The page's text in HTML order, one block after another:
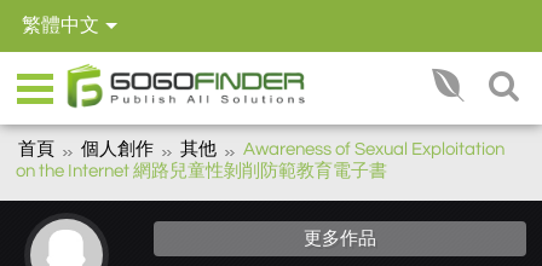
繁體中文
首頁 個人創作 其他
Awareness of Sexual Exploitation
on the Internet 網路兒童性剝削防範教育電子書
更多作品